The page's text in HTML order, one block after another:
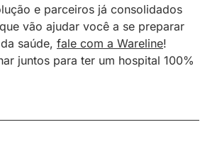
e parceiros já consolidados
vão ajudar você a se preparar
saúde, fale com a Wareline!
juntos para ter um hospital 100%